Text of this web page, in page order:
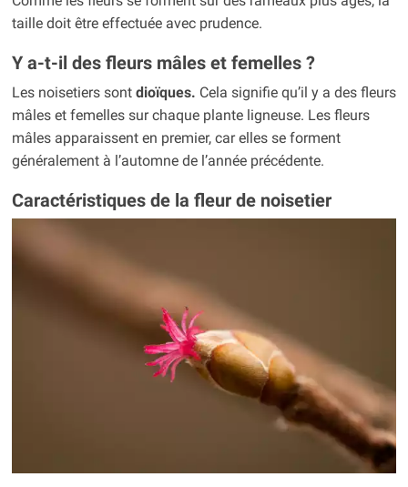
taille doit être effectuée avec prudence.
Y a-t-il des fleurs mâles et femelles ?
Les noisetiers sont dioïques. Cela signifie qu’il y a des fleurs
mâles et femelles sur chaque plante ligneuse. Les fleurs
mâles apparaissent en premier, car elles se forment
généralement à l’automne de l’année précédente.
Caractéristiques de la fleur de noisetier